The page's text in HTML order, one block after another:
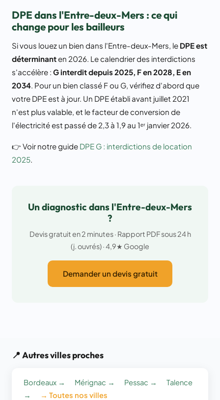
DPE dans l'Entre-deux-Mers : ce qui
change pour les bailleurs
Si vous louez un bien dans l'Entre-deux-Mers, le DPE est
déterminanten 2026. Le calendrier des interdictions
s'accélère : G interdit depuis 2025, F en 2028, E en
2034. Pour un bien classé F ou G, vérifiez d'abord que
votre DPE est à jour. Un DPE établi avant juillet 2021
n'est plus valable, et le facteur de conversion de
l'électricité est passé de 2,3 à 1,9 au 1ᵉʳ janvier 2026.
👉 Voir notre guide DPE G : interdictions de location
2025.
Un diagnostic dans l'Entre-deux-Mers
?
Devis gratuit en 2 minutes · Rapport PDF sous 24 h
(j. ouvrés) · 4,9★ Google
Demander un devis gratuit
📍 Autres villes proches
Bordeaux → Mérignac → Pessac →
Talence
→
→ Toutes nos villes